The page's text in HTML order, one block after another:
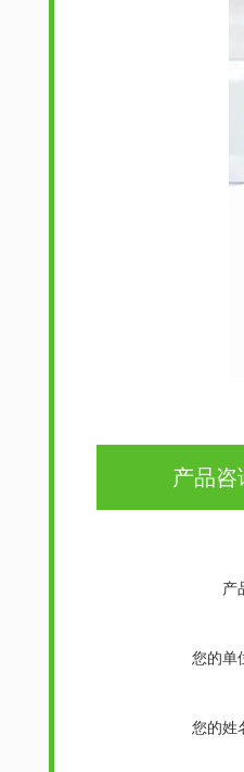
产品咨
产
您的单
您的姓